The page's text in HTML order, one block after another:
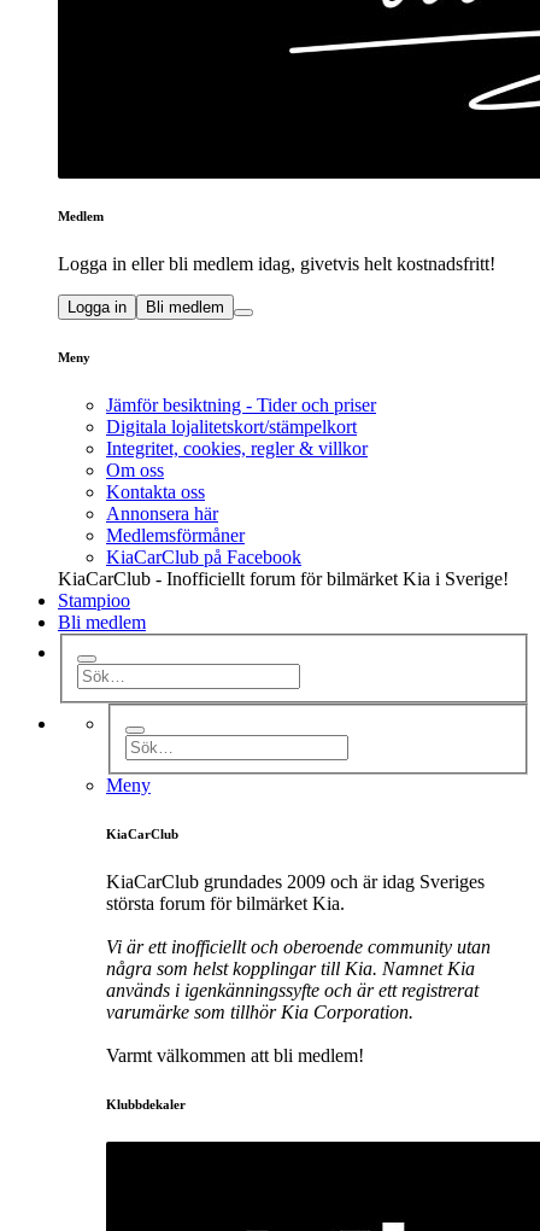
Medlem
Logga in eller bli medlem idag, givetvis helt kostnadsfritt!
Logga in Bli medlem
Meny
Jämför besiktning - Tider och priser
Digitala lojalitetskort/stämpelkort
Integritet, cookies, regler & villkor
Om oss
Kontakta oss
Annonsera här
Medlemsförmåner
KiaCarClub på Facebook
KiaCarClub - Inofficiellt forum för bilmärket Kia i Sverige!
Stampioo
Bli medlem
Meny
KiaCarClub
KiaCarClub grundades 2009 och är idag Sveriges
största forum för bilmärket Kia.
Vi är ett inofficiellt och oberoende community utan
några som helst kopplingar till Kia. Namnet Kia
används i igenkänningssyfte och är ett registrerat
varumärke som tillhör Kia Corporation.
Varmt välkommen att bli medlem!
Klubbdekaler